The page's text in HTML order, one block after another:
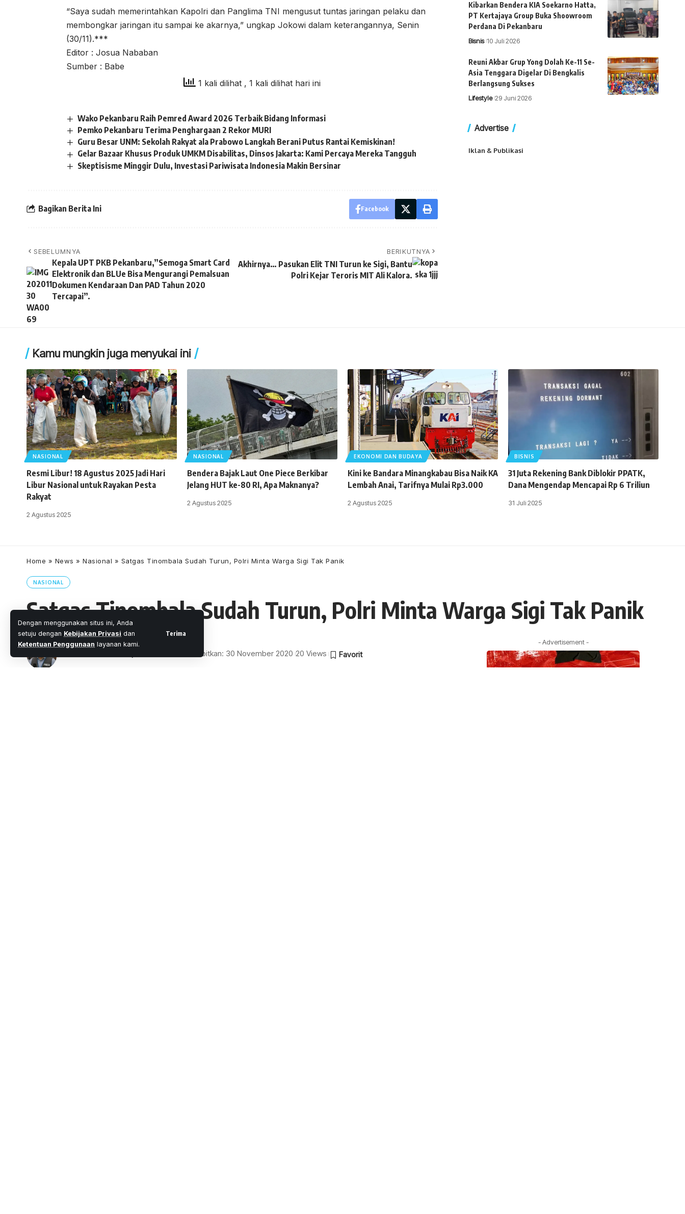
Dengan menggunakan situs ini, Anda
setuju dengan Kebijakan Privasi dan
Ketentuan Penggunaan layanan kami.
Terima
“Saya sudah memerintahkan Kapolri dan Panglima TNI mengusut tuntas jaringan pelaku dan
membongkar jaringan itu sampai ke akarnya,” ungkap Jokowi dalam keterangannya, Senin
(30/11).***
Editor : Josua Nababan
Sumber : Babe
1 kali dilihat , 1 kali dilihat hari ini
Wako Pekanbaru Raih Pemred Award 2026 Terbaik Bidang Informasi
Pemko Pekanbaru Terima Penghargaan 2 Rekor MURI
Guru Besar UNM: Sekolah Rakyat ala Prabowo Langkah Berani Putus Rantai Kemiskinan!
Gelar Bazaar Khusus Produk UMKM Disabilitas, Dinsos Jakarta: Kami Percaya Mereka Tangguh
Skeptisisme Minggir Dulu, Investasi Pariwisata Indonesia Makin Bersinar
Bagikan Berita Ini Facebook
SEBELUMNYA
Kepala UPT PKB Pekanbaru,”Semoga Smart Card
Elektronik dan BLUe Bisa Mengurangi Pemalsuan
Dokumen Kendaraan Dan PAD Tahun 2020
Tercapai”.
BERIKUTNYA
Akhirnya… Pasukan Elit TNI Turun ke Sigi, Bantu
Polri Kejar Teroris MIT Ali Kalora.
Kibarkan Bendera KIA Soekarno Hatta,
PT Kertajaya Group Buka Shoowroom
Perdana Di Pekanbaru
Bisnis 10 Juli 2026
Reuni Akbar Grup Yong Dolah Ke-11 Se-
Asia Tenggara Digelar Di Bengkalis
Berlangsung Sukses
Lifestyle 29 Juni 2026
Advertise
Iklan & Publikasi
Kamu mungkin juga menyukai ini
NASIONAL
Resmi Libur! 18 Agustus 2025 Jadi Hari
Libur Nasional untuk Rayakan Pesta
Rakyat
2 Agustus 2025
NASIONAL
Bendera Bajak Laut One Piece Berkibar
Jelang HUT ke-80 RI, Apa Maknanya?
2 Agustus 2025
EKONOMI DAN BUDAYA
Kini ke Bandara Minangkabau Bisa Naik KA
Lembah Anai, Tarifnya Mulai Rp3.000
2 Agustus 2025
BISNIS
31 Juta Rekening Bank Diblokir PPATK,
Dana Mengendap Mencapai Rp 6 Triliun
31 Juli 2025
Home » News » Nasional » Satgas Tinombala Sudah Turun, Polri Minta Warga Sigi Tak Panik
NASIONAL
Satgas Tinombala Sudah Turun, Polri Minta Warga Sigi Tak Panik
Diterbitkan: 30 November 2020 20 Views
- Advertisement -